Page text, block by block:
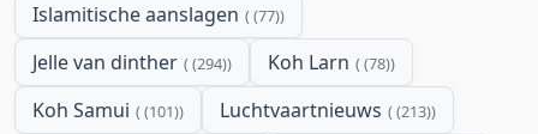
Islamitische aanslagen (77)
Jelle van dinther (294) Koh Larn (78)
Koh Samui (101) Luchtvaartnieuws (213)